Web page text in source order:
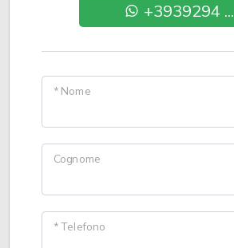
+3939294 ...
* Nome
Cognome
* Telefono